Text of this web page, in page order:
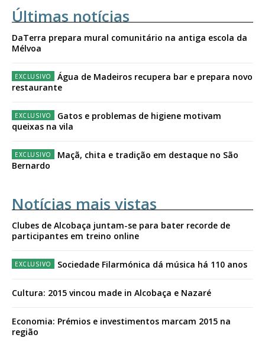
Últimas notícias
DaTerra prepara mural comunitário na antiga escola da
Mélvoa
Água de Madeiros recupera bar e prepara novo
restaurante
Gatos e problemas de higiene motivam
queixas na vila
Maçã, chita e tradição em destaque no São
Bernardo
Notícias mais vistas
Clubes de Alcobaça juntam-se para bater recorde de
participantes em treino online
Sociedade Filarmónica dá música há 110 anos
Cultura: 2015 vincou made in Alcobaça e Nazaré
Economia: Prémios e investimentos marcam 2015 na
região